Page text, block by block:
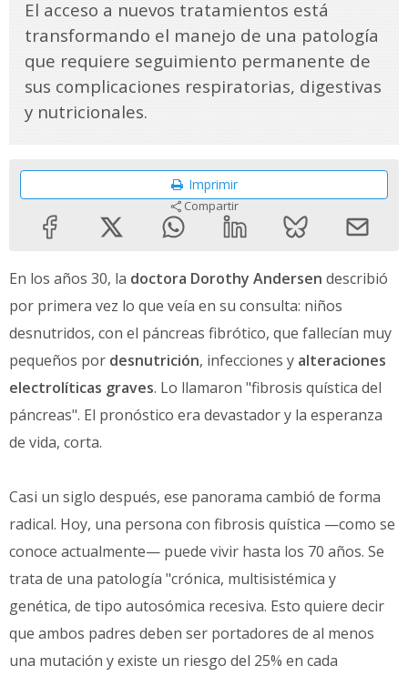
El acceso a nuevos tratamientos está
transformando el manejo de una patología
que requiere seguimiento permanente de
sus complicaciones respiratorias, digestivas
y nutricionales.
Imprimir
Compartir
En los años 30, la doctora Dorothy Andersen describió
por primera vez lo que veía en su consulta: niños
desnutridos, con el páncreas fibrótico, que fallecían muy
pequeños por desnutrición, infecciones y alteraciones
electrolíticas graves. Lo llamaron "fibrosis quística del
páncreas". El pronóstico era devastador y la esperanza
de vida, corta.
Casi un siglo después, ese panorama cambió de forma
radical. Hoy, una persona con fibrosis quística —como se
conoce actualmente— puede vivir hasta los 70 años. Se
trata de una patología "crónica, multisistémica y
genética, de tipo autosómica recesiva. Esto quiere decir
que ambos padres deben ser portadores de al menos
una mutación y existe un riesgo del 25% en cada